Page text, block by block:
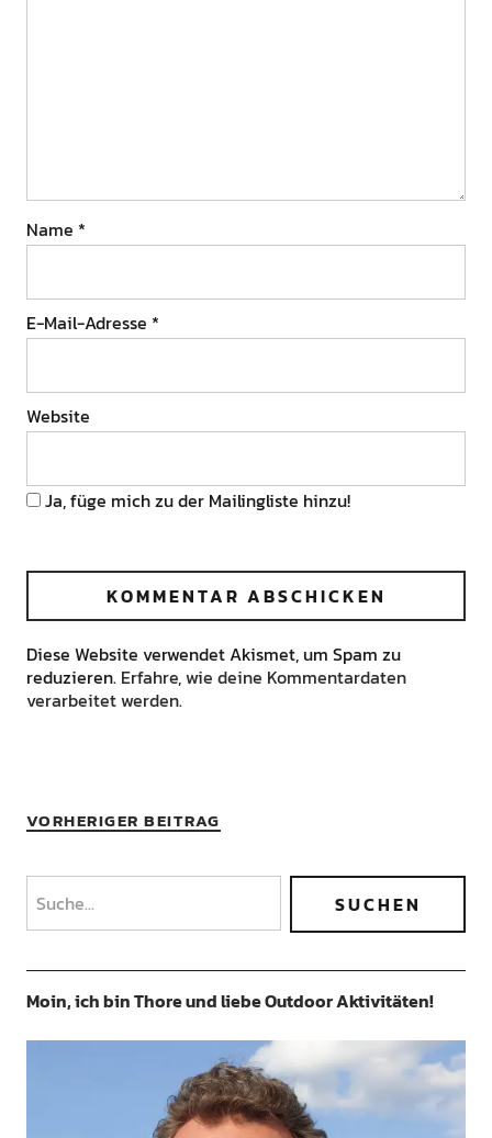
Name *
E-Mail-Adresse *
Website
Ja, füge mich zu der Mailingliste hinzu!
Diese Website verwendet Akismet, um Spam zu
reduzieren. Erfahre, wie deine Kommentardaten
verarbeitet werden.
VORHERIGER BEITRAG
Moin, ich bin Thore und liebe Outdoor Aktivitäten!